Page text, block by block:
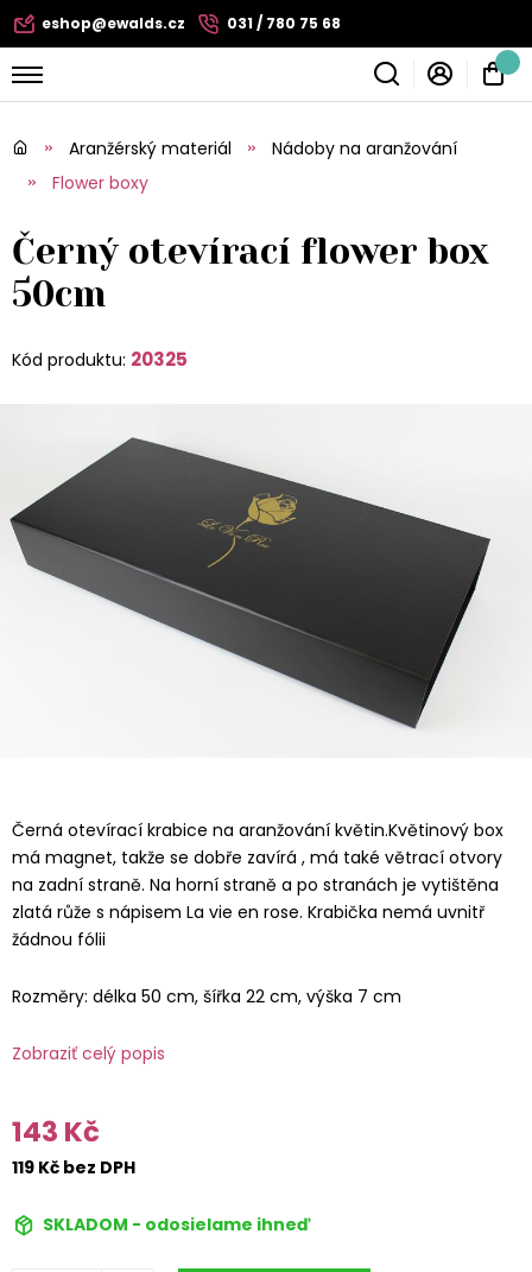
eshop@ewalds.cz 031 / 780 75 68
Aranžérský materiál
Nádoby na aranžování
Flower boxy
Černý otevírací flower box
50cm
Kód produktu: 20325
Černá otevírací krabice na aranžování květin.Květinový box
má magnet, takže se dobře zavírá , má také větrací otvory
na zadní straně. Na horní straně a po stranách je vytištěna
zlatá růže s nápisem La vie en rose. Krabička nemá uvnitř
žádnou fólii
Rozměry: délka 50 cm, šířka 22 cm, výška 7 cm
Zobraziť celý popis
143 Kč
119 Kč bez DPH
SKLADOM - odosielame ihneď